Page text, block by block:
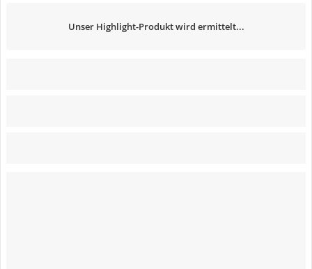
Unser Highlight-Produkt wird ermittelt...